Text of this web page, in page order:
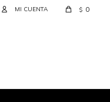
$ 0